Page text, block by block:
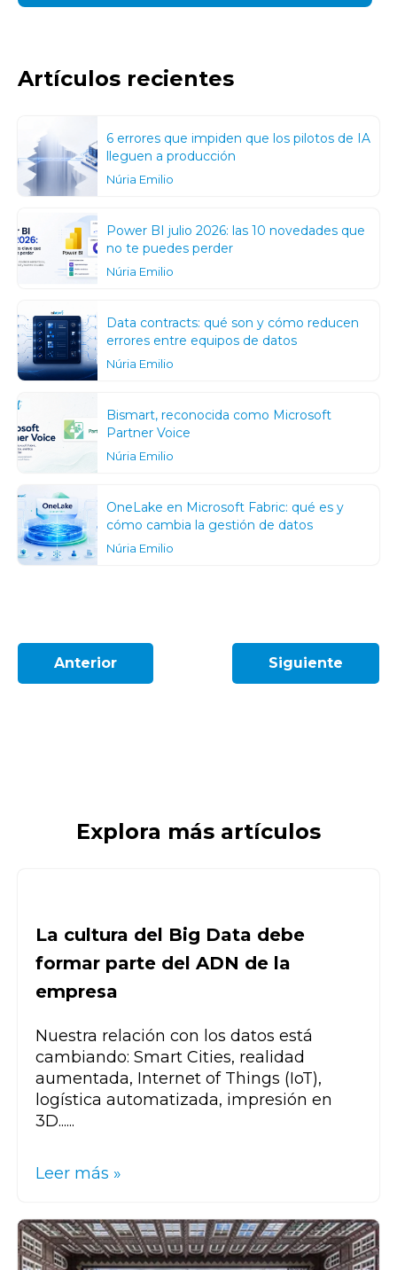
Artículos recientes
6 errores que impiden que los pilotos de IA
lleguen a producción
Núria Emilio
Power BI julio 2026: las 10 novedades que
no te puedes perder
Núria Emilio
Data contracts: qué son y cómo reducen
errores entre equipos de datos
Núria Emilio
Bismart, reconocida como Microsoft
Partner Voice
Núria Emilio
OneLake en Microsoft Fabric: qué es y
cómo cambia la gestión de datos
Núria Emilio
Anterior Siguiente
Explora más artículos
La cultura del Big Data debe
formar parte del ADN de la
empresa
Nuestra relación con los datos está
cambiando: Smart Cities, realidad
aumentada, Internet of Things (IoT),
logística automatizada, impresión en
3D......
Leer más »